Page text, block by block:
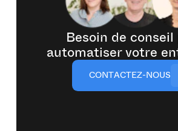
Besoin de conseil
automatiser votre
CONTACTEZ-NOUS